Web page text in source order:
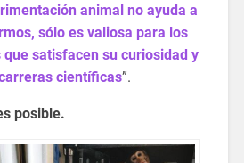
animal no ayuda a
sólo es valiosa para los
satisfacen su curiosidad y
científicas”.
posible.